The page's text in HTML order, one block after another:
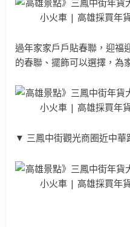
過年家家戶戶貼春聯，迎福
的春聯、擺飾可以選擇，為
▼ 三鳳中街觀光商圈近中華